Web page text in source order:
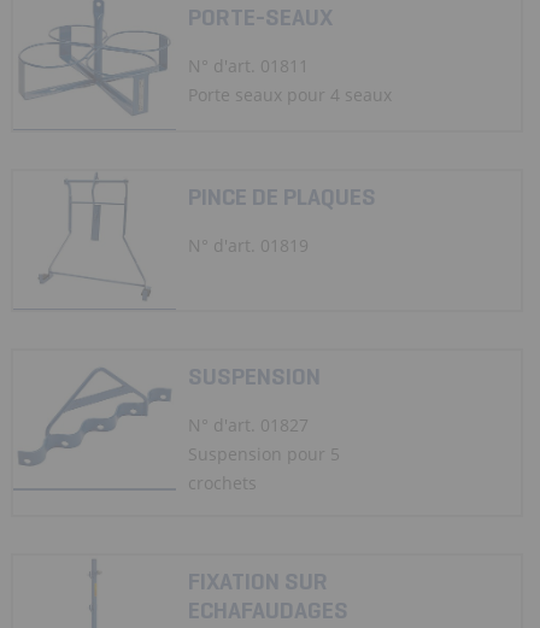
PORTE-SEAUX
N° d'art. 01811
Porte seaux pour 4 seaux
PINCE DE PLAQUES
N° d'art. 01819
SUSPENSION
N° d'art. 01827
Suspension pour 5
crochets
FIXATION SUR
ECHAFAUDAGES